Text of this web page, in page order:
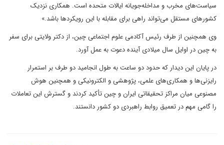
سیاست‌های مخرب و مداخله‌جویانه ایالات متحده است. همکاری نزدیک
کشورهای مستقل می‌تواند راهی برای مقابله با این رویکردها باشد.»
وی همچنین از طرف رئیس آکادمی علوم اجتماعی چین، از دکتر ولایتی برای سفر
به چین در اوایل سال میلادی آینده دعوت به عمل آورد.
در پایان این دیدار که حدود دو ساعت به طول انجامید دو طرف بر استمرار
رایزنی‌ها و همکاری‌های علمی، پژوهشی و الکترونیکی و همچنین هوش
مصنوعی میان مراکز تحقیقاتی ایران و چین تأکید کردند و گسترش این تعاملات
را گامی مهم در تعمیق روابط راهبردی دو کشور دانستند.